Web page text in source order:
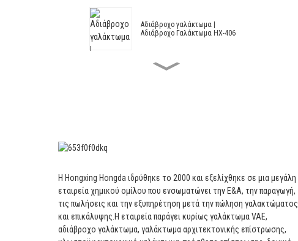
Αδιάβροχο γαλάκτωμα |
Αδιάβροχο Γαλάκτωμα HX-406
Αδιάβροχο γαλάκτωμα
γαλάκτωμα ακρυλικού και
στυρενίου HX-303 για μεσαίας
και κορυφαίας ποιότητας
εξωτερική και εσωτερική
επίστρωση τοίχων
Αρχιτεκτονικό Γαλάκτωμα --
Αρχιτεκτονικό Γαλάκτωμα HX-
Η Hongxing Hongda ιδρύθηκε το 2000 και εξελίχθηκε σε μια μεγάλη
εταιρεία χημικού ομίλου που ενσωματώνει την Ε&Α, την παραγωγή,
τις πωλήσεις και την εξυπηρέτηση μετά την πώληση γαλακτώματος
και επικάλυψης.Η εταιρεία παράγει κυρίως γαλάκτωμα VAE,
αδιάβροχο γαλάκτωμα, γαλάκτωμα αρχιτεκτονικής επίστρωσης,